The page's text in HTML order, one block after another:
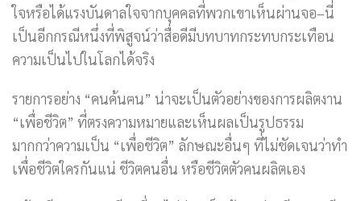
ใจหรือได้แรงบันดาลใจจากบุคคลที่พวกเขาเห็นผ่านจอ–นี่
เป็นอีกกรณีหนึ่งที่พิสูจน์ว่าสื่อดีมีบทบาทกระทบกระเทือน
ความเป็นไปในโลกได้จริง
รายการอย่าง “คนค้นฅน” น่าจะเป็นตัวอย่างของการผลิตงาน
“เพื่อชีวิต” ที่ตรงความหมายและเห็นผลเป็นรูปธรรม
มากกว่าความเป็น “เพื่อชีวิต” ลักษณะอื่นๆ ที่ไม่ชัดเจนว่าทำ
เพื่อชีวิตใครกันแน่ ชีวิตคนอื่น หรือชีวิตตัวคนผลิตเอง